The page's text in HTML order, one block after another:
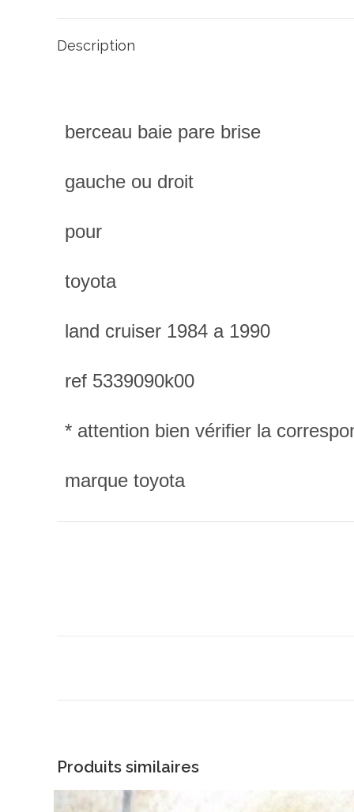
Description
berceau baie pare brise
gauche ou droit
pour
toyota
land cruiser 1984 a 1990
ref 5339090k00
* attention bien vérifier la
marque toyota
Produits similaires